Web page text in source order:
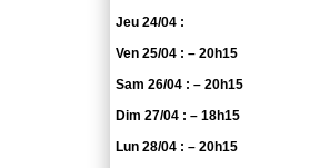
Jeu 24/04 :
Ven 25/04 : – 20h15
Sam 26/04 : – 20h15
Dim 27/04 : – 18h15
Lun 28/04 : – 20h15